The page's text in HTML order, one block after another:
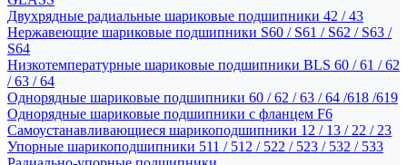
Двухрядные радиальные шариковые подшипники 42 / 43
Нержавеющие шариковые подшипники S60 / S61 / S62 / S63 /
S64
Низкотемпературные шариковые подшипники BLS 60 / 61 / 62
/ 63 / 64
Однорядные шариковые подшипники 60 / 62 / 63 / 64 /618 /619
Однорядные шариковые подшипники с фланцем F6
Самоустанавливающиеся шарикоподшипники 12 / 13 / 22 / 23
Упорные шарикоподшипники 511 / 512 / 522 / 523 / 532 / 533